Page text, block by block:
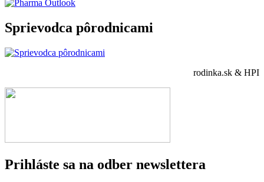
Sprievodca pôrodnicami
rodinka.sk & HPI
Prihláste sa na odber newslettera